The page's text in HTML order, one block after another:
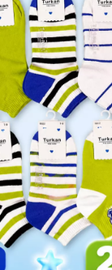
ДОЛЯНА™
Я™
Уральская
Хорошие сувениры™
IDEA™
Calligrata™
Школа талантов™
Маша и Медведь™
fair™ POMPOSHKI™
Школа
Royal Garden™
Семейные
Страна Карнавалия™